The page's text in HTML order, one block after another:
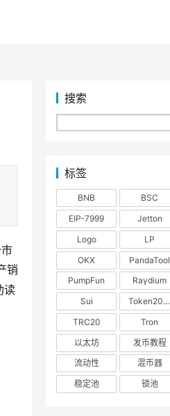
销
读
搜索
标签
BNB BSC
EIP-7999
Jetton
Logo
LP
OKX
PandaTool
PumpFun
Raydium
Sui
Token2022
TRC20
Tron
以太坊
发币教程
流动性
混币器
稳定池
锁池